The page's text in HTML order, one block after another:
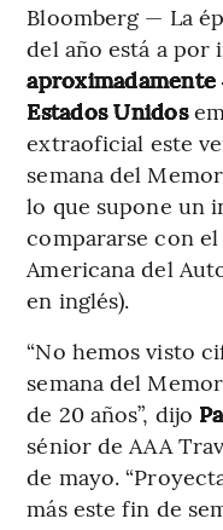
Bloomberg — La
del año está a por
Estados Unidos
extraoficial este
semana del
lo que supone un
compararse con el
Americana del
en inglés).
“No hemos visto
semana del
de 20 años”, dijo
sénior de AAA
de mayo.
más este fin de